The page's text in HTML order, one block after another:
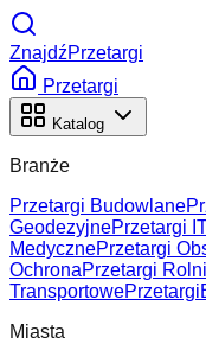
ZnajdźPrzetargi
Przetargi
Katalog
Branże
Przetargi Budowlane
GeodezyjnePrzetargi
MedycznePrzetargi
OchronaPrzetargi
TransportowePrzetargi
Miasta